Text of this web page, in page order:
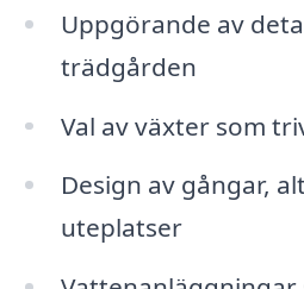
Uppgörande av
trädgården
Val av växter som
Design av gångar,
uteplatser